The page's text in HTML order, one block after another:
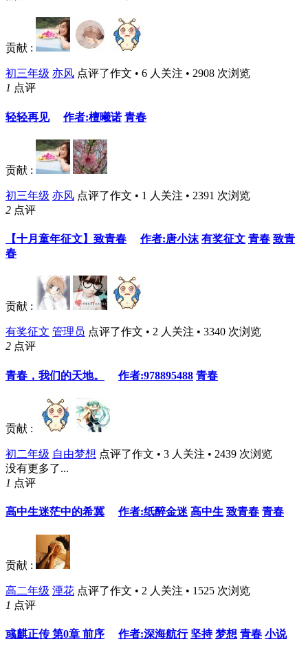
贡献 :
初三年级 亦风 点评了作文 • 6 人关注 • 2908 次浏览
1 点评
轻轻再见 作者:檀曦诺 青春
贡献 :
初三年级 亦风 点评了作文 • 1 人关注 • 2391 次浏览
2 点评
【十月童年征文】致青春 作者:唐小沫 有奖征文 青春 致青
春
贡献 :
有奖征文 管理员 点评了作文 • 2 人关注 • 3340 次浏览
2 点评
青春，我们的天地。 作者:978895488 青春
贡献 :
初二年级 自由梦想 点评了作文 • 3 人关注 • 2439 次浏览
没有更多了...
1 点评
高中生迷茫中的希冀 作者:纸醉金迷 高中生 致青春 青春
贡献 :
高二年级 湮花 点评了作文 • 2 人关注 • 1525 次浏览
1 点评
彧麒正传 第0章 前序 作者:深海航行 坚持 梦想 青春 小说